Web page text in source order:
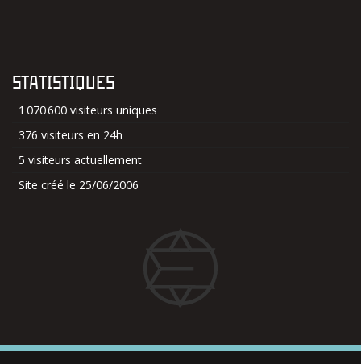
STATISTIQUES
1 070 600 visiteurs uniques
376 visiteurs en 24h
5 visiteurs actuellement
Site créé le 25/06/2006